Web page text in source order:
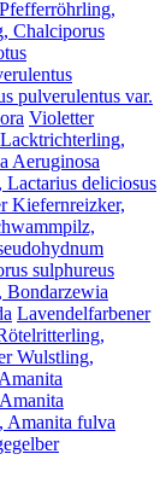
Pfefferröhrling,
Chalciporus
pulverulentus var.
Violetter
Aeruginosa
Lactarius deliciosus
Kiefernreizker,
sulphureus
Bondarzewia
Lavendelfarbener
Wulstling,
Amanita fulva